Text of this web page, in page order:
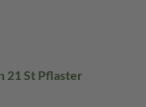
21 St Pflaster